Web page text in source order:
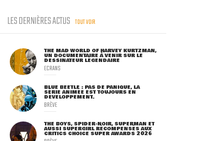
LES DERNIÈRES ACTUS TOUT VOIR
THE MAD WORLD OF HARVEY KURTZMAN,
UN DOCUMENTAIRE À VENIR SUR LE
DESSINATEUR LÉGENDAIRE
ECRANS
BLUE BEETLE : PAS DE PANIQUE, LA
SÉRIE ANIMÉE EST TOUJOURS EN
DÉVELOPPEMENT.
BRÈVE
THE BOYS, SPIDER-NOIR, SUPERMAN ET
AUSSI SUPERGIRL RÉCOMPENSÉS AUX
CRITICS CHOICE SUPER AWARDS 2026